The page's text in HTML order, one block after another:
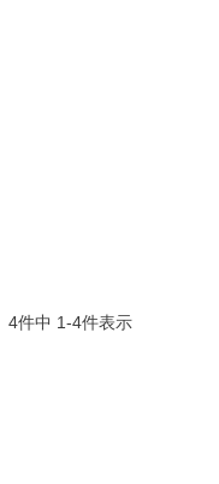
4件中 1-4件表示